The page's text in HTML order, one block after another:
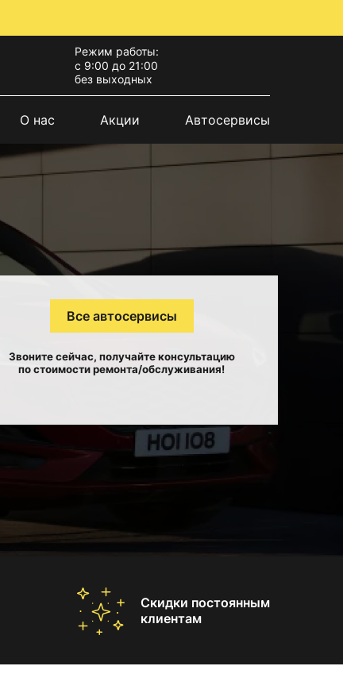
Режим работы:
с 9:00 до 21:00
без выходных
О нас Акции Автосервисы
Все автосервисы
Звоните сейчас, получайте консультацию
по стоимости ремонта/обслуживания!
Скидки постоянным
клиентам